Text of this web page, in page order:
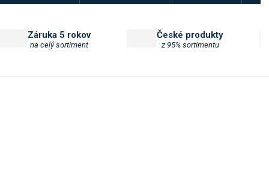
Záruka 5 rokov
na celý sortiment
České produkty
z 95% sortimentu